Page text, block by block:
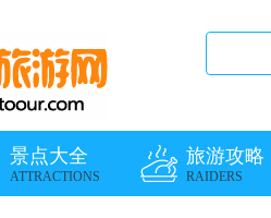
景点大全
ATTRACTIONS
旅游攻略
RAIDERS